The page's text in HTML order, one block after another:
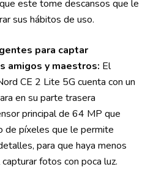
este tome descansos que le
sus hábitos de uso.
para captar
amigos y maestros: El
CE 2 Lite 5G cuenta con un
en su parte trasera
principal de 64 MP que
de píxeles que le permite
para que haya menos
fotos con poca luz.